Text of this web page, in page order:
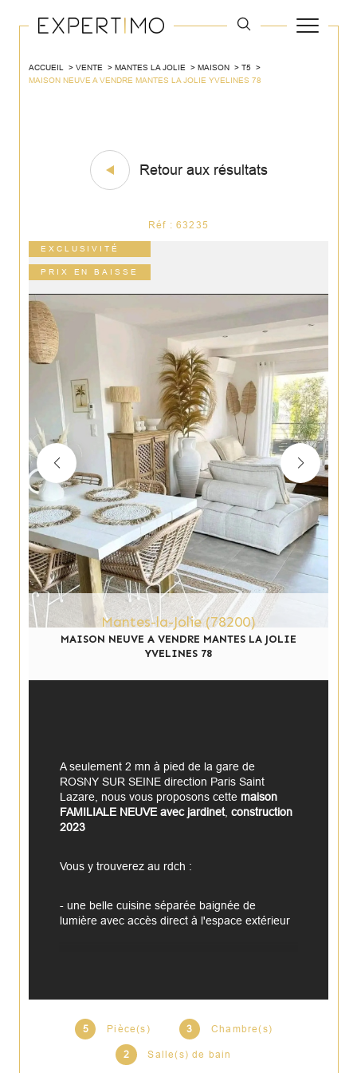
ACCUEIL VENTE MANTES LA JOLIE MAISON
T5
MAISON NEUVE A VENDRE MANTES LA JOLIE YVELINES 78
Retour aux résultats
Réf : 63235
EXCLUSIVITÉ
PRIX EN BAISSE
Mantes-la-Jolie (78200)
MAISON NEUVE A VENDRE MANTES LA JOLIE
YVELINES 78
5 Pièce(s) 3 Chambre(s)
2 Salle(s) de bain
A seulement 2 mn à pied de la gare de
ROSNY SUR SEINE direction Paris Saint
Lazare, nous vous proposons cette maison
FAMILIALE NEUVE avec jardinet, construction
2023
Vous y trouverez au rdch :
- une belle cuisine séparée baignée de
lumière avec accès direct à l'espace extérieur
- une salle de bain avec douche, meuble
Au 1er étage, vous trouverez un grand
dégagement, 3 belles chambres, une grande